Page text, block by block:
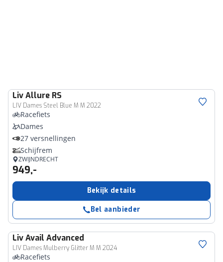
LivAllure RS
LIV Dames Steel Blue M M 2022
Racefiets
Dames
27 versnellingen
Schijfrem
ZWIJNDRECHT
949,-
Bekijk details
Bel aanbieder
LivAvail Advanced
LIV Dames Mulberry Glitter M M 2024
Racefiets